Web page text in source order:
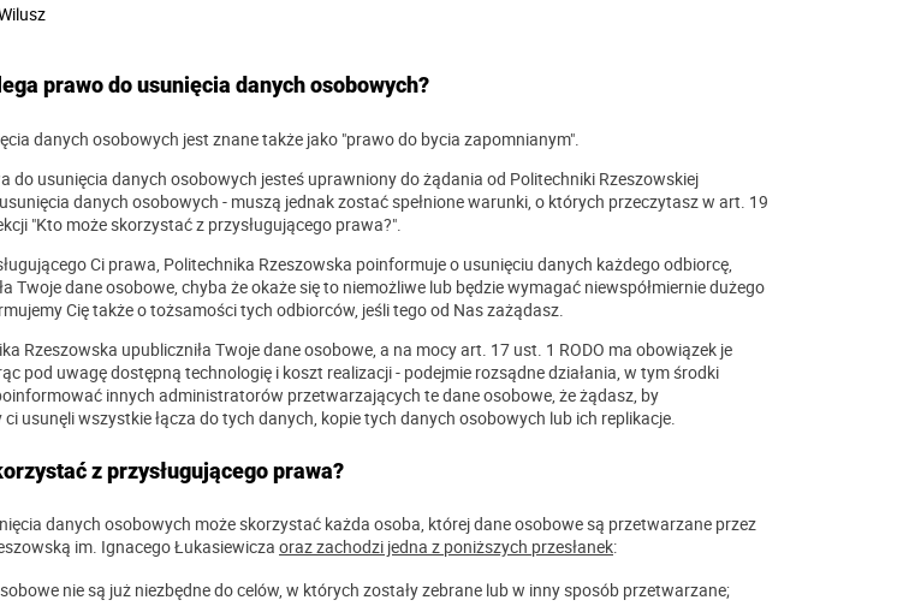
prawo do usunięcia danych osobowych?
danych osobowych jest znane także jako "prawo do bycia zapomnianym".
do usunięcia danych osobowych jesteś uprawniony do żądania od Politechniki Rzeszowskiej
danych osobowych - muszą jednak zostać spełnione warunki, o których przeczytasz w art. 19
"Kto może skorzystać z przysługującego prawa?".
Ci prawa, Politechnika Rzeszowska poinformuje o usunięciu danych każdego odbiorcę,
Twoje dane osobowe, chyba że okaże się to niemożliwe lub będzie wymagać niewspółmiernie dużego
Cię także o tożsamości tych odbiorców, jeśli tego od Nas zażądasz.
Rzeszowska upubliczniła Twoje dane osobowe, a na mocy art. 17 ust. 1 RODO ma obowiązek je
pod uwagę dostępną technologię i koszt realizacji - podejmie rozsądne działania, w tym środki
innych administratorów przetwarzających te dane osobowe, że żądasz, by
usunęli wszystkie łącza do tych danych, kopie tych danych osobowych lub ich replikacje.
z przysługującego prawa?
danych osobowych może skorzystać każda osoba, której dane osobowe są przetwarzane przez
im. Ignacego Łukasiewicza oraz zachodzi jedna z poniższych przesłanek:
nie są już niezbędne do celów, w których zostały zebrane lub w inny sposób przetwarzane;